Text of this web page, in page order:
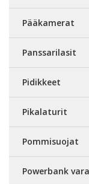
Pääkamerat
Panssarilasit
Pidikkeet
Pikalaturit
Pommisuojat
Powerbank